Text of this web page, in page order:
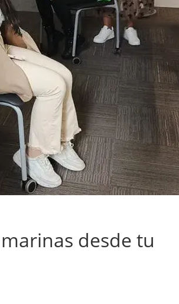
desde tu